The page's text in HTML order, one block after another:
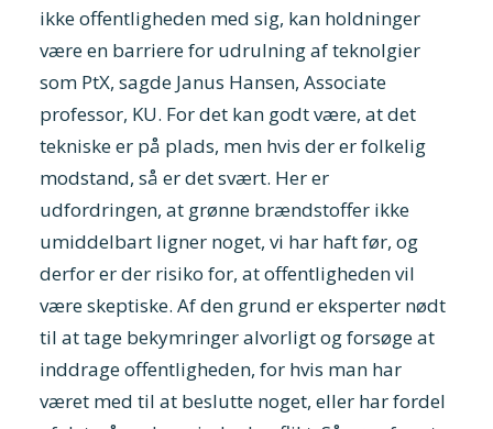
ikke offentligheden med sig, kan holdninger
være en barriere for udrulning af teknolgier
som PtX, sagde Janus Hansen, Associate
professor, KU. For det kan godt være, at det
tekniske er på plads, men hvis der er folkelig
modstand, så er det svært. Her er
udfordringen, at grønne brændstoffer ikke
umiddelbart ligner noget, vi har haft før, og
derfor er der risiko for, at offentligheden vil
være skeptiske. Af den grund er eksperter nødt
til at tage bekymringer alvorligt og forsøge at
inddrage offentligheden, for hvis man har
været med til at beslutte noget, eller har fordel